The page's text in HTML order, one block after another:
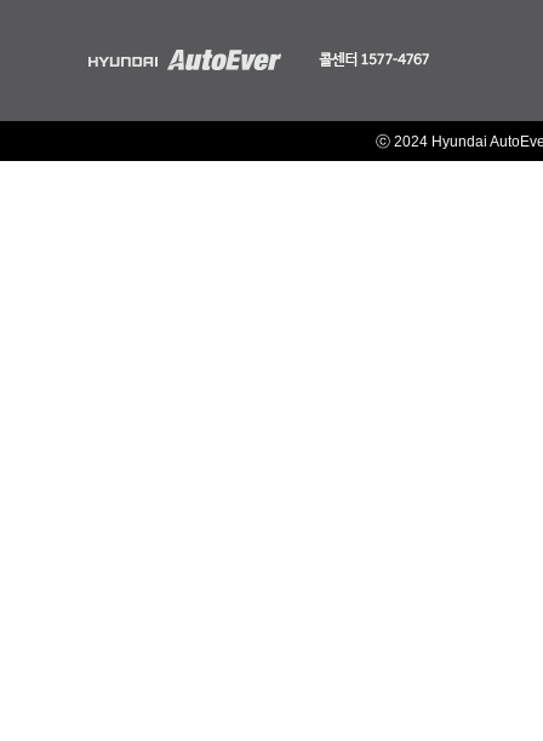
ⓒ 2024 Hyundai